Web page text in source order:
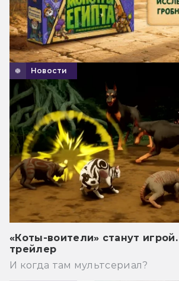
Новости
«Коты-воители» станут
трейлер
И когда там мультсериал?